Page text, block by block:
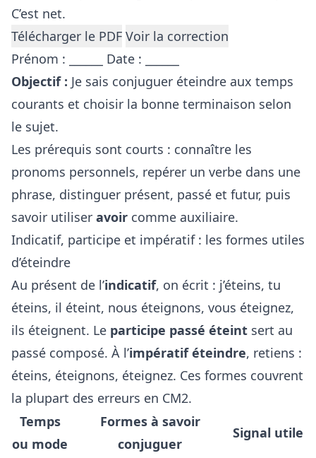
C’est net.
Télécharger le PDF Voir la correction
Prénom : ______ Date : ______
Objectif : Je sais conjuguer éteindre aux temps
courants et choisir la bonne terminaison selon
le sujet.
Les prérequis sont courts : connaître les
pronoms personnels, repérer un verbe dans une
phrase, distinguer présent, passé et futur, puis
savoir utiliser avoir comme auxiliaire.
Indicatif, participe et impératif : les formes utiles
d’éteindre
Au présent de l’indicatif, on écrit : j’éteins, tu
éteins, il éteint, nous éteignons, vous éteignez,
ils éteignent. Le participe passé éteint sert au
passé composé. À l’impératif éteindre, retiens :
éteins, éteignons, éteignez. Ces formes couvrent
la plupart des erreurs en CM2.
Temps
ou mode
Formes à savoir
conjuguer
Signal utile